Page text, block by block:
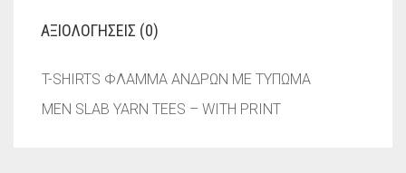
ΑΞΙΟΛΟΓΉΣΕΙΣ (0)
T-SHIRTS ΦΛΑΜΜΑ ΑΝΔΡΩΝ ΜΕ ΤΥΠΩΜΑ
MEN SLAB YARN TEES – WITH PRINT